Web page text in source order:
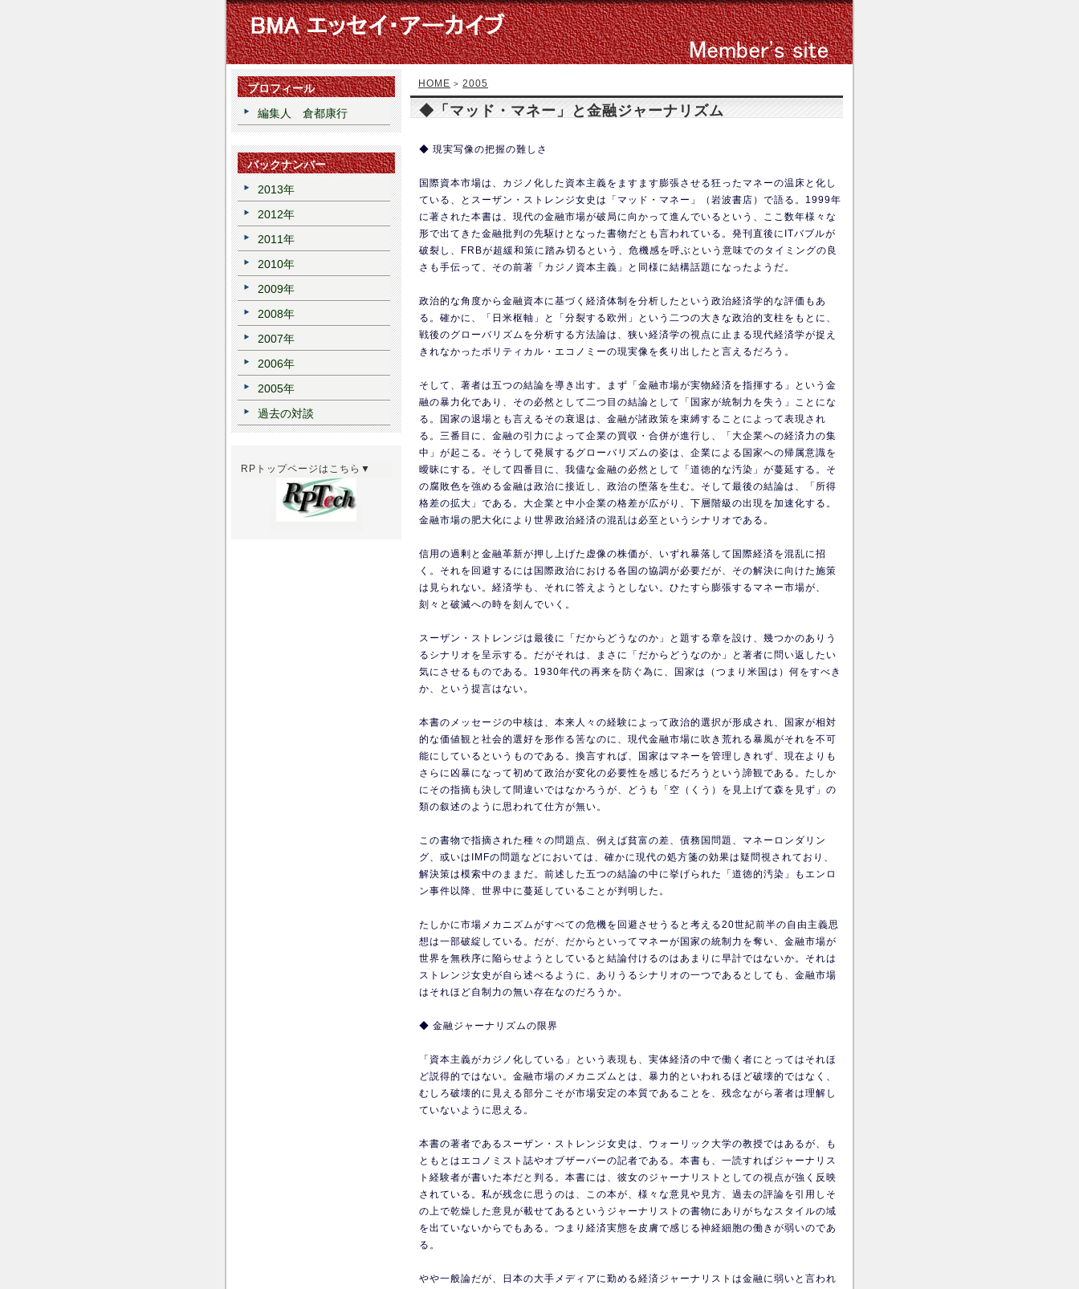
HOME > 2005
◆「マッド・マネー」と金融ジャーナリズム
◆ 現実写像の把握の難しさ
国際資本市場は、カジノ化した資本主義をますます膨張させる狂ったマネーの温床と化し
ている、とスーザン・ストレンジ女史は「マッド・マネー」（岩波書店）で語る。1999年
に著された本書は、現代の金融市場が破局に向かって進んでいるという、ここ数年様々な
形で出てきた金融批判の先駆けとなった書物だとも言われている。発刊直後にITバブルが
破裂し、FRBが超緩和策に踏み切るという、危機感を呼ぶという意味でのタイミングの良
さも手伝って、その前著「カジノ資本主義」と同様に結構話題になったようだ。
政治的な角度から金融資本に基づく経済体制を分析したという政治経済学的な評価もあ
る。確かに、「日米枢軸」と「分裂する欧州」という二つの大きな政治的支柱をもとに、
戦後のグローバリズムを分析する方法論は、狭い経済学の視点に止まる現代経済学が捉え
きれなかったポリティカル・エコノミーの現実像を炙り出したと言えるだろう。
そして、著者は五つの結論を導き出す。まず「金融市場が実物経済を指揮する」という金
融の暴力化であり、その必然として二つ目の結論として「国家が統制力を失う」ことにな
る。国家の退場とも言えるその衰退は、金融が諸政策を束縛することによって表現され
る。三番目に、金融の引力によって企業の買収・合併が進行し、「大企業への経済力の集
中」が起こる。そうして発展するグローバリズムの姿は、企業による国家への帰属意識を
曖昧にする。そして四番目に、我儘な金融の必然として「道徳的な汚染」が蔓延する。そ
の腐敗色を強める金融は政治に接近し、政治の堕落を生む。そして最後の結論は、「所得
格差の拡大」である。大企業と中小企業の格差が広がり、下層階級の出現を加速化する。
金融市場の肥大化により世界政治経済の混乱は必至というシナリオである。
信用の過剰と金融革新が押し上げた虚像の株価が、いずれ暴落して国際経済を混乱に招
く。それを回避するには国際政治における各国の協調が必要だが、その解決に向けた施策
は見られない。経済学も、それに答えようとしない。ひたすら膨張するマネー市場が、
刻々と破滅への時を刻んでいく。
スーザン・ストレンジは最後に「だからどうなのか」と題する章を設け、幾つかのありう
るシナリオを呈示する。だがそれは、まさに「だからどうなのか」と著者に問い返したい
気にさせるものである。1930年代の再来を防ぐ為に、国家は（つまり米国は）何をすべき
か、という提言はない。
本書のメッセージの中核は、本来人々の経験によって政治的選択が形成され、国家が相対
的な価値観と社会的選好を形作る筈なのに、現代金融市場に吹き荒れる暴風がそれを不可
能にしているというものである。換言すれば、国家はマネーを管理しきれず、現在よりも
さらに凶暴になって初めて政治が変化の必要性を感じるだろうという諦観である。たしか
にその指摘も決して間違いではなかろうが、どうも「空（くう）を見上げて森を見ず」の
類の叙述のように思われて仕方が無い。
この書物で指摘された種々の問題点、例えば貧富の差、債務国問題、マネーロンダリン
グ、或いはIMFの問題などにおいては、確かに現代の処方箋の効果は疑問視されており、
解決策は模索中のままだ。前述した五つの結論の中に挙げられた「道徳的汚染」もエンロ
ン事件以降、世界中に蔓延していることが判明した。
たしかに市場メカニズムがすべての危機を回避させうると考える20世紀前半の自由主義思
想は一部破綻している。だが、だからといってマネーが国家の統制力を奪い、金融市場が
世界を無秩序に陥らせようとしていると結論付けるのはあまりに早計ではないか。それは
ストレンジ女史が自ら述べるように、ありうるシナリオの一つであるとしても、金融市場
はそれほど自制力の無い存在なのだろうか。
◆ 金融ジャーナリズムの限界
「資本主義がカジノ化している」という表現も、実体経済の中で働く者にとってはそれほ
ど説得的ではない。金融市場のメカニズムとは、暴力的といわれるほど破壊的ではなく、
むしろ破壊的に見える部分こそが市場安定の本質であることを、残念ながら著者は理解し
ていないように思える。
本書の著者であるスーザン・ストレンジ女史は、ウォーリック大学の教授ではあるが、も
ともとはエコノミスト誌やオブザーバーの記者である。本書も、一読すればジャーナリス
ト経験者が書いた本だと判る。本書には、彼女のジャーナリストとしての視点が強く反映
されている。私が残念に思うのは、この本が、様々な意見や見方、過去の評論を引用しそ
の上で乾燥した意見が載せてあるというジャーナリストの書物にありがちなスタイルの域
を出ていないからでもある。つまり経済実態を皮膚で感じる神経細胞の働きが弱いのであ
る。
やや一般論だが、日本の大手メディアに勤める経済ジャーナリストは金融に弱いと言われ
プロフィール
編集人 倉都康行
バックナンバー
2013年
2012年
2011年
2010年
2009年
2008年
2007年
2006年
2005年
過去の対談
RPトップページはこちら▼